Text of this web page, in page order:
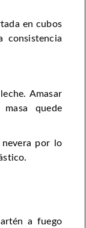
en cubos
consistencia
Amasar
quede
por lo
a fuego